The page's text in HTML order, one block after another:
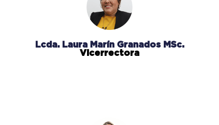
Lcda. Laura Marín Granados MSc.
Vicerrectora